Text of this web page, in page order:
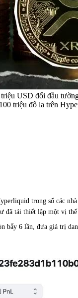
USD đối đầu
triệu đô la trên
trong số các
tái thiết lập một vị
bẩy 6 lần, đưa giá trị